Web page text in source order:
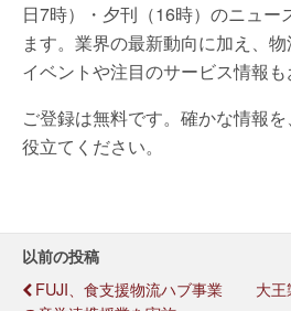
日7時）・夕刊（16時）のニュー
ます。業界の最新動向に加え、
イベントや注目のサービス情報も
ご登録は無料です。確かな情報
役立てください。
以前の投稿
FUJI、食支援物流ハブ事業
大